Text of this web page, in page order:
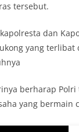
tersebut.
dan
yang
berharap
yang bermain